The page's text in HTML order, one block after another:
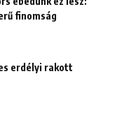
finomság
erdélyi rakott